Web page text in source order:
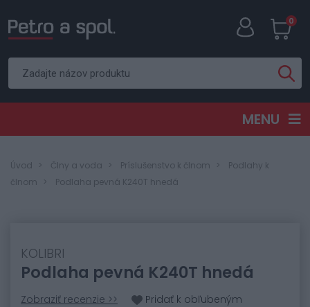
0
MENU
Úvod Člny a voda Príslušenstvo k člnom
Podlahy k
člnom
Podlaha pevná K240T hnedá
KOLIBRI
Podlaha pevná K240T hnedá
Zobraziť recenzie >>
Pridať k obľubeným